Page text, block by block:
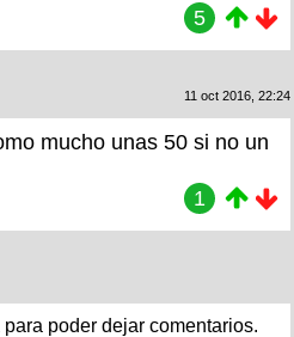
5
11 oct 2016, 22:24
mucho unas 50 si no un
1
poder dejar comentarios.